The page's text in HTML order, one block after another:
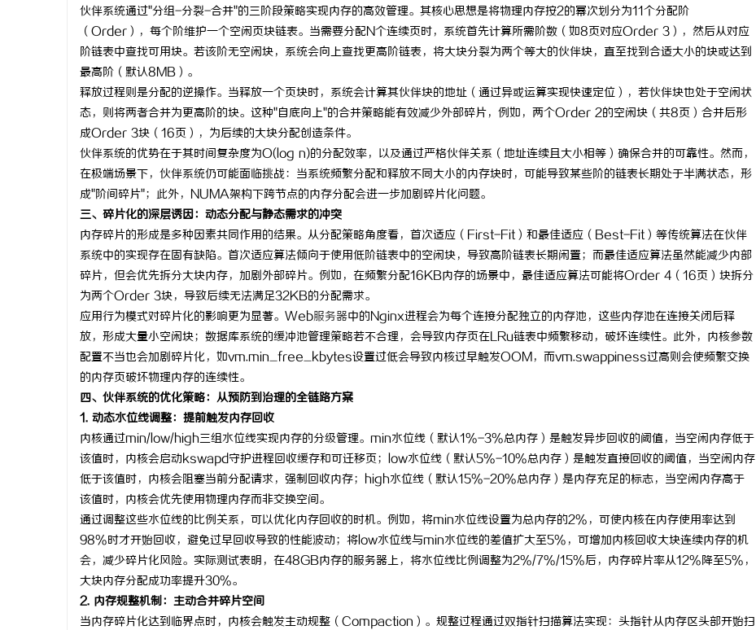
伙伴系统通过"分组-分裂-合并"的三阶段策略实现内存的高效管理。其核心思想是将物理内存按2的幂次划分为11个分配阶
（Order），每个阶维护一个空闲页块链表。当需要分配N个连续页时，系统首先计算所需阶数（如8页对应Order 3），然后从对应
阶链表中查找可用块。若该阶无空闲块，系统会向上查找更高阶链表，将大块分裂为两个等大的伙伴块，直至找到合适大小的块或达到
最高阶（默认8MB）。
释放过程则是分配的逆操作。当释放一个页块时，系统会计算其伙伴块的地址（通过异或运算实现快速定位），若伙伴块也处于空闲状
态，则将两者合并为更高阶的块。这种"自底向上"的合并策略能有效减少外部碎片，例如，两个Order 2的空闲块（共8页）合并后形
成Order 3块（16页），为后续的大块分配创造条件。
伙伴系统的优势在于其时间复杂度为O(log n)的分配效率，以及通过严格伙伴关系（地址连续且大小相等）确保合并的可靠性。然而，
在极端场景下，伙伴系统仍可能面临挑战：当系统频繁分配和释放不同大小的内存块时，可能导致某些阶的链表长期处于半满状态，形
成"阶间碎片"；此外，NUMA架构下跨节点的内存分配会进一步加剧碎片化问题。
三、碎片化的深层诱因：动态分配与静态需求的冲突
内存碎片的形成是多种因素共同作用的结果。从分配策略角度看，首次适应（First-Fit）和最佳适应（Best-Fit）等传统算法在伙伴
系统中的实现存在固有缺陷。首次适应算法倾向于使用低阶链表中的空闲块，导致高阶链表长期闲置；而最佳适应算法虽然能减少内部
碎片，但会优先拆分大块内存，加剧外部碎片。例如，在频繁分配16KB内存的场景中，最佳适应算法可能将Order 4（16页）块拆分
为两个Order 3块，导致后续无法满足32KB的分配需求。
应用行为模式对碎片化的影响更为显著。Web服务器中的Nginx进程会为每个连接分配独立的内存池，这些内存池在连接关闭后释
放，形成大量小空闲块；数据库系统的缓冲池管理策略若不合理，会导致内存页在LRu链表中频繁移动，破坏连续性。此外，内核参数
配置不当也会加剧碎片化，如vm.min_free_kbytes设置过低会导致内核过早触发OOM，而vm.swappiness过高则会使频繁交换
的内存页破坏物理内存的连续性。
四、伙伴系统的优化策略：从预防到治理的全链路方案
1. 动态水位线调整：提前触发内存回收
内核通过min/low/high三组水位线实现内存的分级管理。min水位线（默认1%-3%总内存）是触发异步回收的阈值，当空闲内存低于
该值时，内核会启动kswapd守护进程回收缓存和可迁移页；low水位线（默认5%-10%总内存）是触发直接回收的阈值，当空闲内存
低于该值时，内核会阻塞当前分配请求，强制回收内存；high水位线（默认15%-20%总内存）是内存充足的标志，当空闲内存高于
该值时，内核会优先使用物理内存而非交换空间。
通过调整这些水位线的比例关系，可以优化内存回收的时机。例如，将min水位线设置为总内存的2%，可使内核在内存使用率达到
98%时才开始回收，避免过早回收导致的性能波动；将low水位线与min水位线的差值扩大至5%，可增加内核回收大块连续内存的机
会，减少碎片化风险。实际测试表明，在48GB内存的服务器上，将水位线比例调整为2%/7%/15%后，内存碎片率从12%降至5%，
大块内存分配成功率提升30%。
2. 内存规整机制：主动合并碎片空间
当内存碎片化达到临界点时，内核会触发主动规整（Compaction）。规整过程通过双指针扫描算法实现：头指针从内存区头部开始扫
合肥刑事律师：保护您的合法权益，助您走出
法律困境 全解析